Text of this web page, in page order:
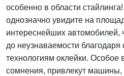
особенно в области
однозначно увидите на
интереснейших автомобилей,
до неузнаваемости
технологиям оклейки. Особое
сомнения, привлекут машины,